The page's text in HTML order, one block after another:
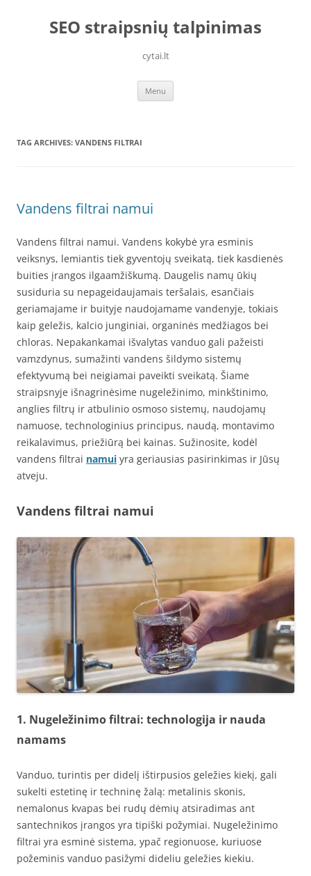
contentSEO straipsnių talpinimas
cytai.lt
Menu
TAG ARCHIVES: VANDENS FILTRAI
Vandens filtrai namui
Vandens filtrai namui. Vandens kokybė yra esminis
veiksnys, lemiantis tiek gyventojų sveikatą, tiek kasdienės
buities įrangos ilgaamžiškumą. Daugelis namų ūkių
susiduria su nepageidaujamais teršalais, esančiais
geriamajame ir buityje naudojamame vandenyje, tokiais
kaip geležis, kalcio junginiai, organinės medžiagos bei
chloras. Nepakankamai išvalytas vanduo gali pažeisti
vamzdynus, sumažinti vandens šildymo sistemų
efektyvumą bei neigiamai paveikti sveikatą. Šiame
straipsnyje išnagrinėsime nugeležinimo, minkštinimo,
anglies filtrų ir atbulinio osmoso sistemų, naudojamų
namuose, technologinius principus, naudą, montavimo
reikalavimus, priežiūrą bei kainas. Sužinosite, kodėl
vandens filtrai namui yra geriausias pasirinkimas ir Jūsų
atveju.
Vandens filtrai namui
1. Nugeležinimo filtrai: technologija ir nauda
namams
Vanduo, turintis per didelį ištirpusios geležies kiekį, gali
sukelti estetinę ir techninę žalą: metalinis skonis,
nemalonus kvapas bei rudų dėmių atsiradimas ant
santechnikos įrangos yra tipiški požymiai. Nugeležinimo
filtrai yra esminė sistema, ypač regionuose, kuriuose
požeminis vanduo pasižymi dideliu geležies kiekiu.